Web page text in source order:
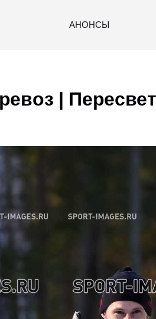
АНОНСЫ
|